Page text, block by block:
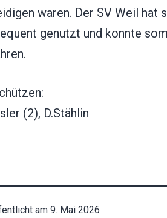
waren. Der SV Weil hat
genutzt und konnte
(2), D.Stählin
am 9. Mai 2026